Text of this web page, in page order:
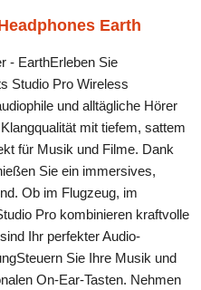
Earth
- EarthErleben Sie
Studio Pro Wireless
und alltägliche Hörer
mit tiefem, sattem
für Musik und Filme. Dank
Sie ein immersives,
Ob im Flugzeug, im
Pro kombinieren kraftvolle
Ihr perfekter Audio-
Sie Ihre Musik und
On-Ear-Tasten. Nehmen